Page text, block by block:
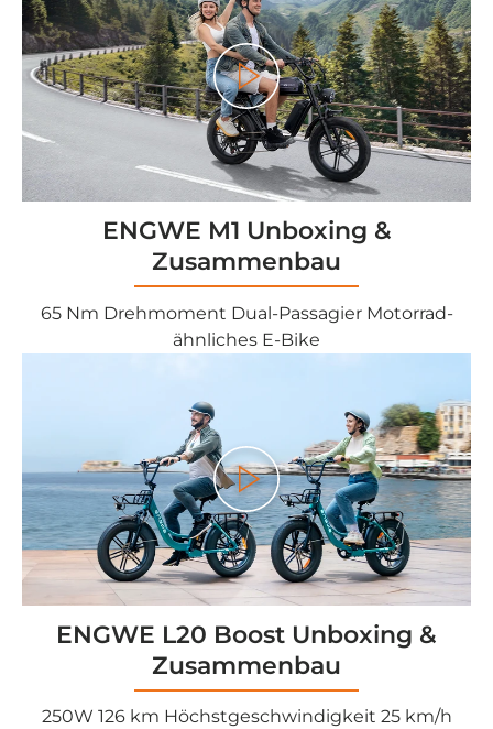
Play
ENGWE M1 Unboxing &
Zusammenbau
65 Nm Drehmoment Dual-Passagier Motorrad-
ähnliches E-Bike
Play
ENGWE L20 Boost Unboxing &
Zusammenbau
250W 126 km Höchstgeschwindigkeit 25 km/h